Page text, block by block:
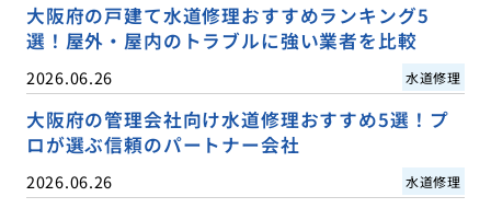
大阪府の戸建て水道修理おすすめランキング5
選！屋外・屋内のトラブルに強い業者を比較
2026.06.26 水道修理
大阪府の管理会社向け水道修理おすすめ5選！プ
ロが選ぶ信頼のパートナー会社
2026.06.26 水道修理